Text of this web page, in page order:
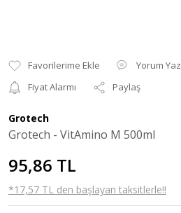
Yorum Yaz
Fiyat Alarmı
Paylaş
Grotech
Grotech - VitAmino M 500ml
95,86 TL
*17,57 TL den başlayan taksitlerle!!